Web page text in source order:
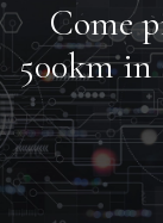
Come
500km in